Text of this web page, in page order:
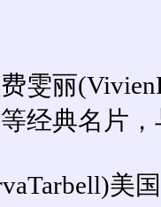
丽
经典名片
美国